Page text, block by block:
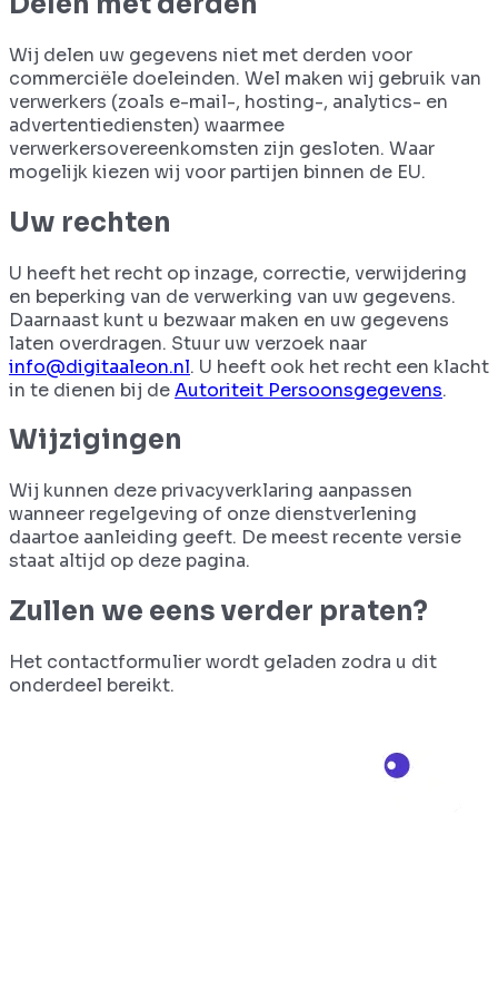
Wij delen uw gegevens niet met derden voor
commerciële doeleinden. Wel maken wij gebruik van
verwerkers (zoals e-mail-, hosting-, analytics- en
advertentiediensten) waarmee
verwerkersovereenkomsten zijn gesloten. Waar
mogelijk kiezen wij voor partijen binnen de EU.
Uw rechten
U heeft het recht op inzage, correctie, verwijdering
en beperking van de verwerking van uw gegevens.
Daarnaast kunt u bezwaar maken en uw gegevens
laten overdragen. Stuur uw verzoek naar
info@digitaaleon.nl. U heeft ook het recht een klacht
in te dienen bij deAutoriteit Persoonsgegevens.
Wijzigingen
Wij kunnen deze privacyverklaring aanpassen
wanneer regelgeving of onze dienstverlening
daartoe aanleiding geeft. De meest recente versie
staat altijd op deze pagina.
Zullen we eens verder praten?
Het contactformulier wordt geladen zodra u dit
onderdeel bereikt.